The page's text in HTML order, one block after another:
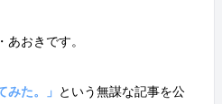
おきです。
みた。」 という無謀な記事を公